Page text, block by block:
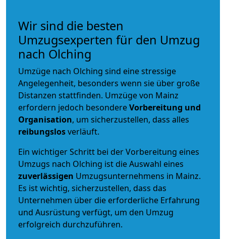
Wir sind die besten
Umzugsexperten für den Umzug
nach Olching
Umzüge nach Olching sind eine stressige
Angelegenheit, besonders wenn sie über große
Distanzen stattfinden. Umzüge von Mainz
erfordern jedoch besondereVorbereitung und
Organisation, um sicherzustellen, dass alles
reibungslosverläuft.
Ein wichtiger Schritt bei der Vorbereitung eines
Umzugs nach Olching ist die Auswahl eines
zuverlässigen Umzugsunternehmens in Mainz.
Es ist wichtig, sicherzustellen, dass das
Unternehmen über die erforderliche Erfahrung
und Ausrüstung verfügt, um den Umzug
erfolgreich durchzuführen.